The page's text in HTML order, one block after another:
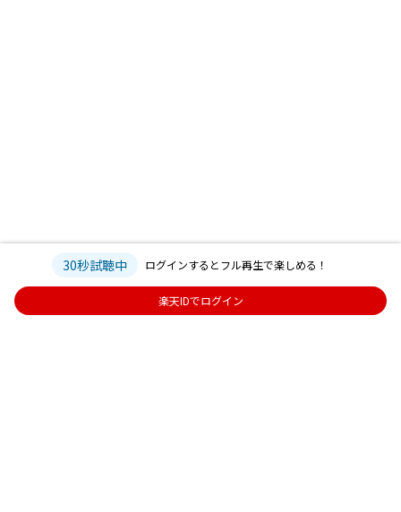
30秒試聴中 ログインするとフル再生で楽しめる！
楽天IDでログイン